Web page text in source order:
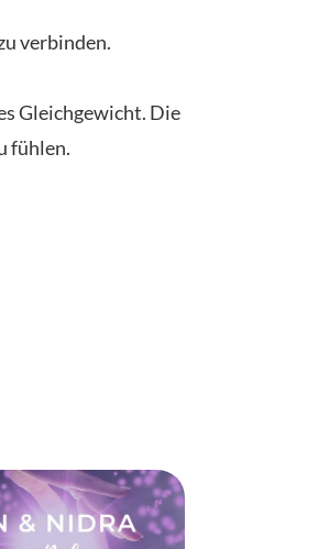
verbinden.
Gleichgewicht. Die
fühlen.